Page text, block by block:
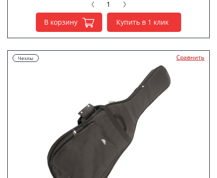
В корзину Купить в 1 клик
Чехлы Сравнить